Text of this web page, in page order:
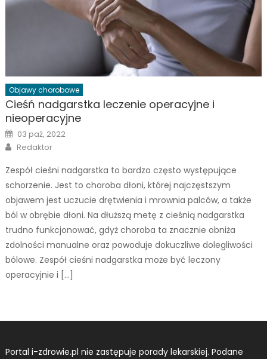
Objawy chorobowe
Cieśń nadgarstka leczenie operacyjne i
nieoperacyjne
Posted
on
03 paź, 2022
Author
Redaktor
Zespół cieśni nadgarstka to bardzo często występujące
schorzenie. Jest to choroba dłoni, której najczęstszym
objawem jest uczucie drętwienia i mrownia palców, a także
ból w obrębie dłoni. Na dłuższą metę z cieśnią nadgarstka
trudno funkcjonować, gdyż choroba ta znacznie obniża
zdolności manualne oraz powoduje dokuczliwe dolegliwości
bólowe. Zespół cieśni nadgarstka może być leczony
operacyjnie i […]
Portal i-zdrowie.pl nie zastępuje porady lekarskiej. Podane